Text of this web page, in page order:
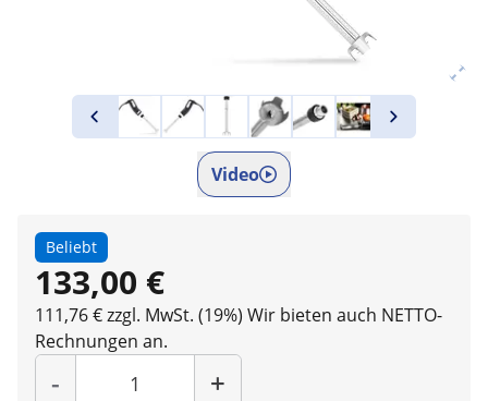
Video
Beliebt
133,00 €
111,76 € zzgl. MwSt. (19%) Wir bieten auch NETTO-
Rechnungen an.
-
Menge
+